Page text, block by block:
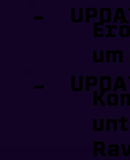
-
-